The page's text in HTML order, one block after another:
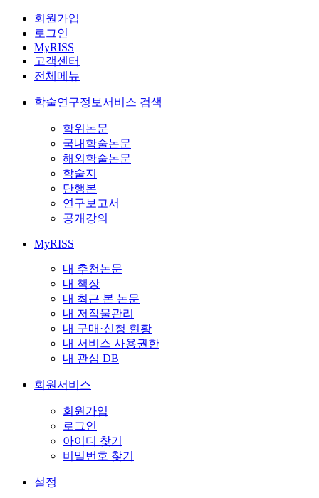
회원가입
로그인
MyRISS
고객센터
전체메뉴
학술연구정보서비스 검색
학위논문
국내학술논문
해외학술논문
학술지
단행본
연구보고서
공개강의
MyRISS
내 추천논문
내 책장
내 최근 본 논문
내 저작물관리
내 구매·신청 현황
내 서비스 사용권한
내 관심 DB
회원서비스
회원가입
로그인
아이디 찾기
비밀번호 찾기
설정